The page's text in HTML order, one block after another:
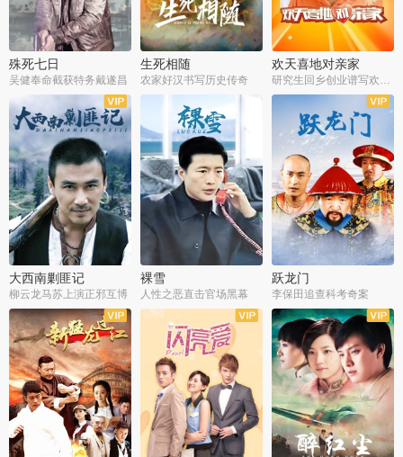
殊死七日
吴健奉命截获特务戴遂昌
生死相随
农家好汉书写历史传奇
欢天喜地对亲家
大西南剿匪记
柳云龙马苏上演正邪互博
全21集
裸雪
人性之恶直击官场黑幕
全30集
跃龙门
李保田追查科考奇案
全36集
全37集 全30集